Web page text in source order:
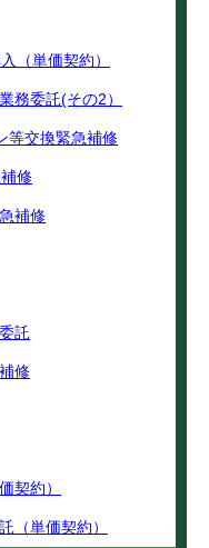
（単価契約）
務委託(その2）
等交換緊急補修
修
補修
託
修
契約）
（単価契約）